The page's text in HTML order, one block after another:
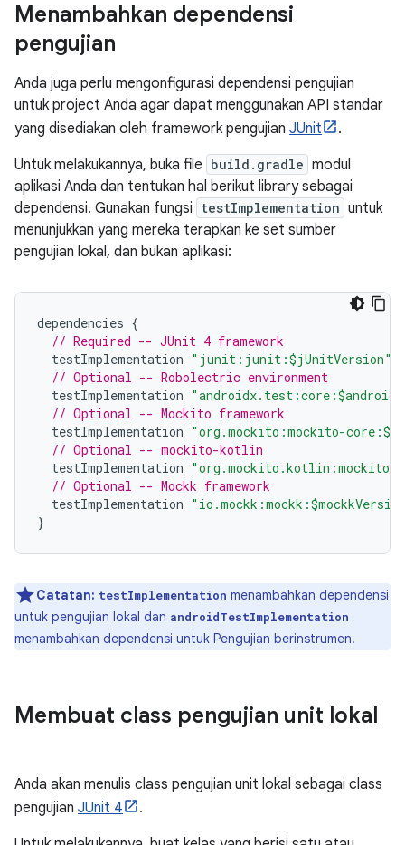
Menambahkan dependensi
pengujian
Anda juga perlu mengonfigurasi dependensi pengujian
untuk project Anda agar dapat menggunakan API standar
yang disediakan oleh framework pengujian JUnit
.
Untuk melakukannya, buka file build.gradle modul
aplikasi Anda dan tentukan hal berikut library sebagai
dependensi. Gunakan fungsi testImplementation untuk
menunjukkan yang mereka terapkan ke set sumber
pengujian lokal, dan bukan aplikasi:
dependencies {
// Required -- JUnit 4 framework
testImplementation "junit:junit:$jUnitVersion"
// Optional -- Robolectric environment
testImplementation
// Optional -- Mockito framework
testImplementation "org.mockito:mockito-
// Optional -- mockito-kotlin
testImplementation "org.mockito.kotlin:mockito-
// Optional -- Mockk framework
testImplementation
}
Catatan: testImplementation menambahkan dependensi
untuk pengujian lokal dan androidTestImplementation
menambahkan dependensi untuk Pengujian berinstrumen.
Membuat class pengujian unit lokal
Anda akan menulis class pengujian unit lokal sebagai class
pengujian JUnit 4
.